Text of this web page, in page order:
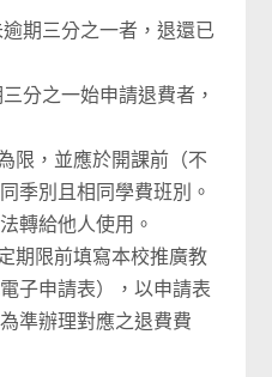
期三分之一者，退還已
分之一始申請退費者，
限，並應於開課前（不
季別且相同學費班別。
轉給他人使用。
期限前填寫本校推廣教
子申請表），以申請表
準辦理對應之退費費